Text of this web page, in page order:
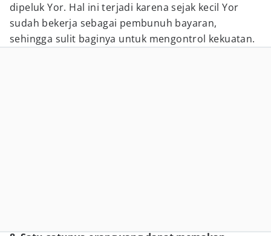
dipeluk Yor. Hal ini terjadi karena sejak kecil Yor
sudah bekerja sebagai pembunuh bayaran,
sehingga sulit baginya untuk mengontrol kekuatan.